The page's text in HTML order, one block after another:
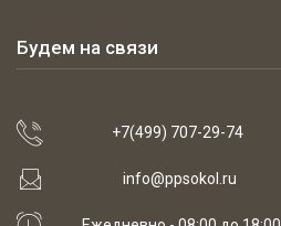
Будем на связи
+7(499) 707-29-74
info@ppsokol.ru